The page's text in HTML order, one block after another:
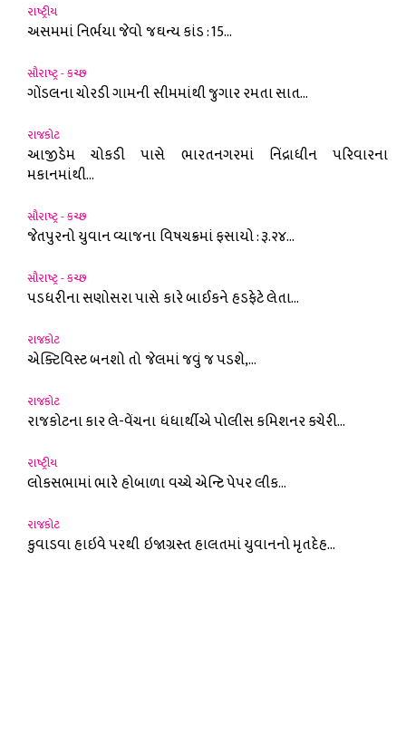
રાષ્ટ્રીય
અસમમાં નિર્ભયા જેવો જઘન્ય કાંડ : 15...
સૌરાષ્ટ્ર - કચ્છ
ગોંડલના ચોરડી ગામની સીમમાંથી જુગાર રમતા સાત...
રાજકોટ
આજીડેમ ચોકડી પાસે ભારતનગરમાં નિંદ્રાધીન પરિવારના
મકાનમાંથી...
સૌરાષ્ટ્ર - કચ્છ
જેતપુરનો યુવાન વ્યાજના વિષચક્રમાં ફસાયો : રૂ.૨૪...
સૌરાષ્ટ્ર - કચ્છ
પડધરીના સણોસરા પાસે કારે બાઈકને હડફેટે લેતા...
રાજકોટ
એક્ટિવિસ્ટ બનશો તો જેલમાં જવું જ પડશે,...
રાજકોટ
રાજકોટના કાર લે-વેંચના ધંધાર્થીએ પોલીસ કમિશનર કચેરી...
રાષ્ટ્રીય
લોકસભામાં ભારે હોબાળા વચ્ચે એન્ટિ પેપર લીક...
રાજકોટ
કુવાડવા હાઇવે પરથી ઇજાગ્રસ્ત હાલતમાં યુવાનનો મૃતદેહ...